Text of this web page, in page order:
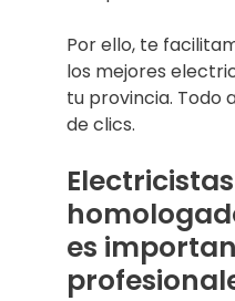
Por ello, te
los mejores
tu provincia. Todo
de clics.
Electricistas
es